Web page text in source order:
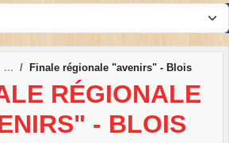
Finale régionale "avenirs" - Blois
RÉGIONALE
- BLOIS